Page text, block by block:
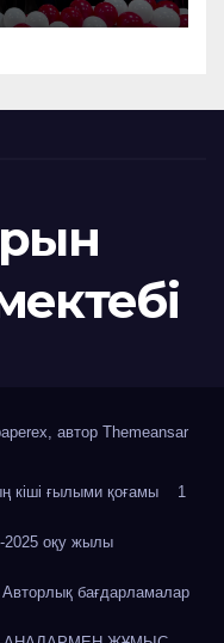
автор Themeansar
кіші ғылыми қоғамы 1
2025 оқу жылы
Авторлық бағдарламалар